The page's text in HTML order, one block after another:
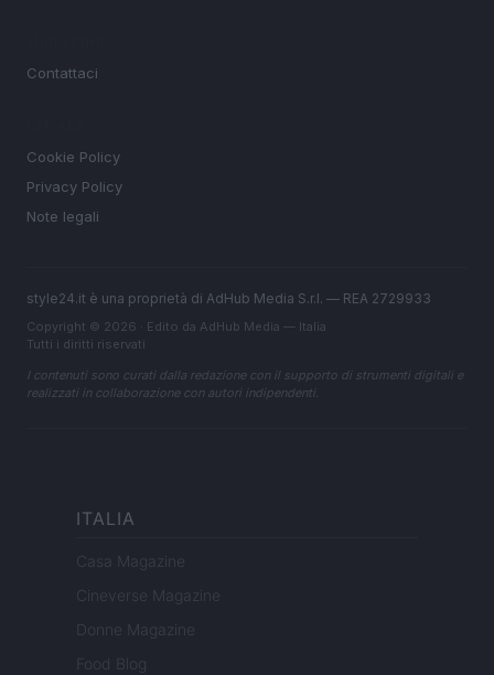
Contattaci
Cookie Policy
Privacy Policy
Note legali
style24.it è una proprietà di AdHub Media S.r.l. — REA 2729933
Copyright © 2026 · Edito da AdHub Media — Italia
Tutti i diritti riservati
I contenuti sono curati dalla redazione con il supporto di strumenti digitali e
realizzati in collaborazione con autori indipendenti.
ITALIA
Casa Magazine
Cineverse Magazine
Donne Magazine
Food Blog